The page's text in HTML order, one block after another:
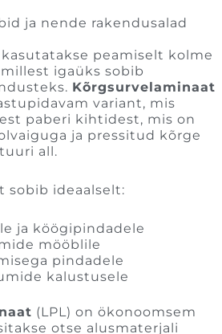
ja nende rakendusalad
peamiselt kolme
igaüks sobib
Kõrgsurvelaminaat
variant, mis
paberi kihtidest, mis on
ja pressitud kõrge
all.
sobib ideaalselt:
ja köögipindadele
mööblile
pindadele
kalustusele
(LPL) on ökonoomsem
otse alusmaterjali